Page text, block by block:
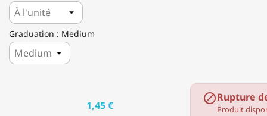
Graduation : Medium
1,45 € Rupture
Produit